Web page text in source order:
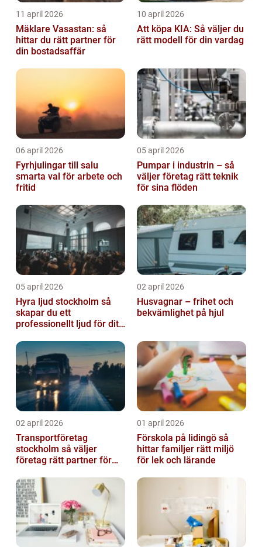
11 april 2026
Mäklare Vasastan: så
hittar du rätt partner för
din bostadsaffär
10 april 2026
Att köpa KIA: Så väljer du
rätt modell för din vardag
06 april 2026
Fyrhjulingar till salu
smarta val för arbete och
fritid
05 april 2026
Pumpar i industrin – så
väljer företag rätt teknik
för sina flöden
05 april 2026
Hyra ljud stockholm så
skapar du ett
professionellt ljud för ditt
02 april 2026
Husvagnar – frihet och
bekvämlighet på hjul
02 april 2026
Transportföretag
stockholm så väljer
företag rätt partner för
01 april 2026
Förskola på lidingö så
hittar familjer rätt miljö
för lek och lärande